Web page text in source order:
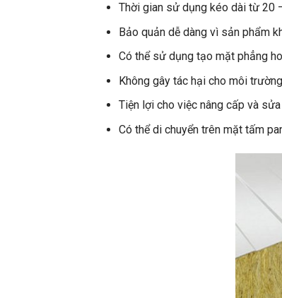
Thời gian sử dụng kéo dài từ 20
Bảo quản dễ dàng vì sản phẩm
Có thể sử dụng tạo mặt phẳng
Không gây tác hại cho môi
Tiện lợi cho việc nâng cấp và
Có thể di chuyển trên mặt tấm